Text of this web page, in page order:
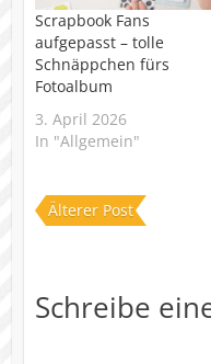
Scrapbook Fans
aufgepasst – tolle
Schnäppchen fürs
Fotoalbum
3. April 2026
In "Allgemein"
Älterer Post
Schreibe